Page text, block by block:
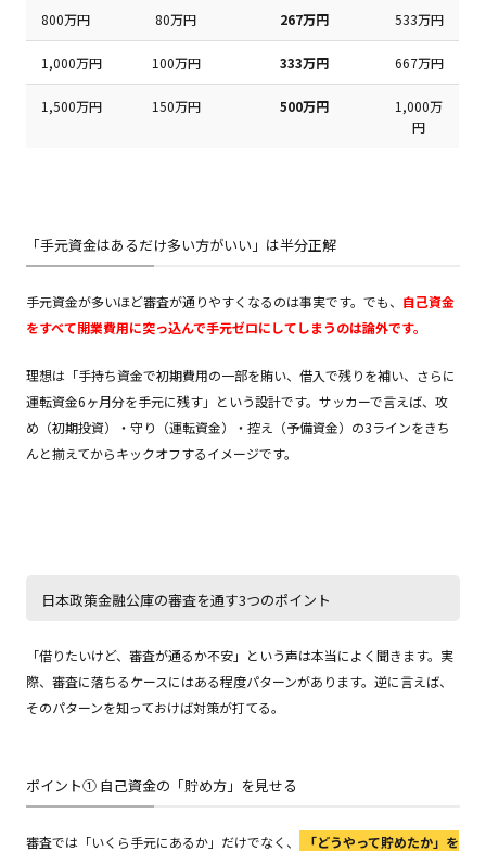
800万円 80万円 267万円 533万円
1,000万円 100万円 333万円 667万円
1,500万円 150万円 500万円
1,000万
円
「手元資金はあるだけ多い方がいい」は半分正解
手元資金が多いほど審査が通りやすくなるのは事実です。でも、 自己資金
をすべて開業費用に突っ込んで手元ゼロにしてしまうのは論外です。
理想は「手持ち資金で初期費用の一部を賄い、借入で残りを補い、さらに
運転資金6ヶ月分を手元に残す」という設計です。サッカーで言えば、攻
め（初期投資）・守り（運転資金）・控え（予備資金）の3ラインをきち
んと揃えてからキックオフするイメージです。
日本政策金融公庫の審査を通す3つのポイント
「借りたいけど、審査が通るか不安」という声は本当によく聞きます。実
際、審査に落ちるケースにはある程度パターンがあります。逆に言えば、
そのパターンを知っておけば対策が打てる。
ポイント① 自己資金の「貯め方」を見せる
審査では「いくら手元にあるか」だけでなく、
「どうやって貯めたか」を